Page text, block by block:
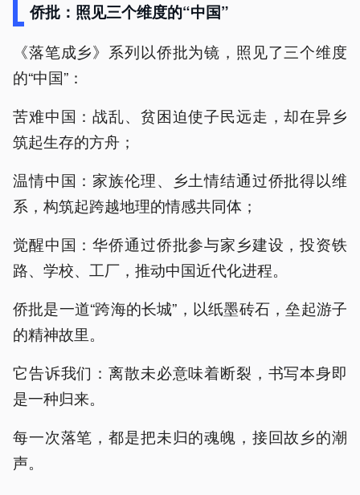
侨批：照见三个维度的“中国”
《落笔成乡》系列以侨批为镜，照见了三个维度
的“中国”：
苦难中国：战乱、贫困迫使子民远走，却在异乡
筑起生存的方舟；
温情中国：家族伦理、乡土情结通过侨批得以维
系，构筑起跨越地理的情感共同体；
觉醒中国：华侨通过侨批参与家乡建设，投资铁
路、学校、工厂，推动中国近代化进程。
侨批是一道“跨海的长城”，以纸墨砖石，垒起游子
的精神故里。
它告诉我们：离散未必意味着断裂，书写本身即
是一种归来。
每一次落笔，都是把未归的魂魄，接回故乡的潮
声。